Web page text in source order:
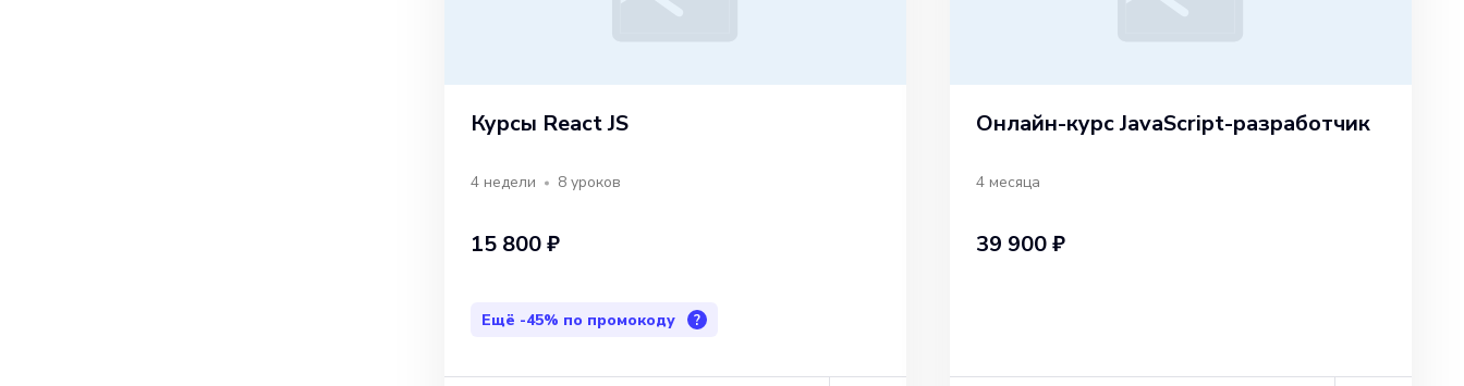
Курсы React JS
4 недели 8 уроков
15 800 ₽
Ещё -45% по промокоду ?
Онлайн-курс JavaScript-разработчик
4 месяца
39 900 ₽